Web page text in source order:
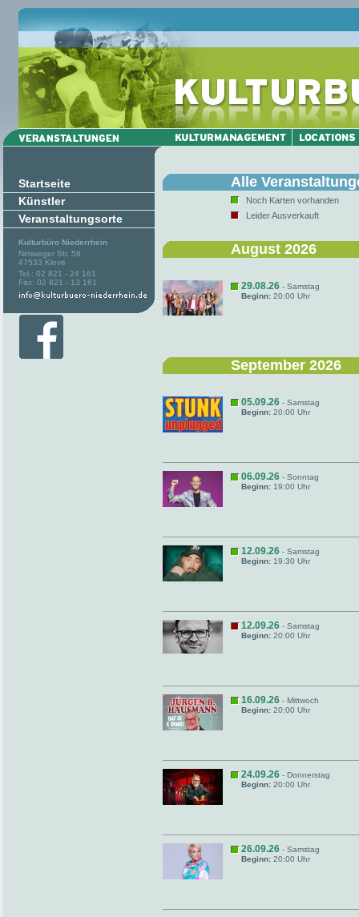
Startseite
Künstler
Veranstaltungsorte
Kulturbüro Niederrhein
Nimweger Str. 58
47533 Kleve
Tel.: 02 821 - 24 161
Fax: 02 821 - 13 161
Alle
Noch Karten vorhanden
Leider Ausverkauft
August 2026
29.08.26 - Samstag
Beginn: 20:00 Uhr
September 2026
05.09.26 - Samstag
Beginn: 20:00 Uhr
06.09.26 - Sonntag
Beginn: 19:00 Uhr
12.09.26 - Samstag
Beginn: 19:30 Uhr
12.09.26 - Samstag
Beginn: 20:00 Uhr
16.09.26 - Mittwoch
Beginn: 20:00 Uhr
24.09.26 - Donnerstag
Beginn: 20:00 Uhr
26.09.26 - Samstag
Beginn: 20:00 Uhr